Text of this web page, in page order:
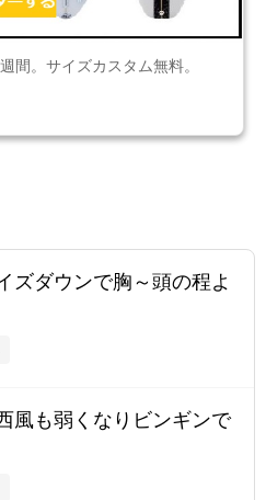
間。サイズカスタム無料。
ズダウンで胸～頭の程よ
風も弱くなりビンギンで